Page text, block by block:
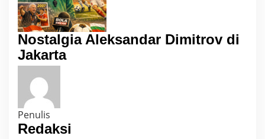
Nostalgia Aleksandar Dimitrov di
Jakarta
Penulis
Redaksi